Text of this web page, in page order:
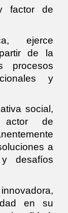
factor de
ejerce
de la
procesos
y
social,
actor de
a
desafíos
en su